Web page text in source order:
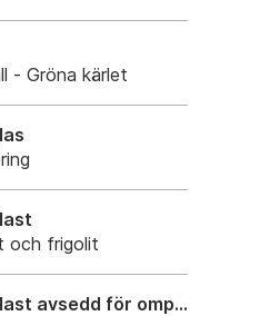
- Gröna kärlet
och frigolit
avsedd för omplantering